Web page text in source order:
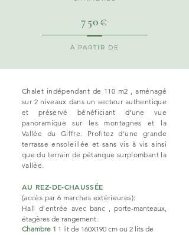
750€
À PARTIR DE
Chalet indépendant de 110 m2 , aménagé
sur 2 niveaux dans un secteur authentique
et préservé bénéficiant d’une vue
panoramique sur les montagnes et la
Vallée du Giffre. Profitez d’une grande
terrasse ensoleillée et sans vis à vis ainsi
que du terrain de pétanque surplombant la
vallée.
AU REZ-DE-CHAUSSÉE
(accès par 6 marches extérieures):
Hall d'entréeavec banc , porte-manteaux,
étagères de rangement.
Chambre 1 1 lit de 160X190 cm ou 2 lits de